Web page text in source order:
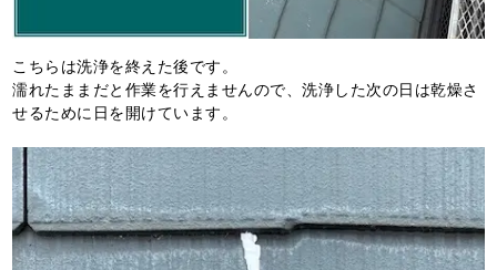
こちらは洗浄を終えた後です。
濡れたままだと作業を行えませんので、洗浄した次の日は乾燥さ
せるために日を開けています。